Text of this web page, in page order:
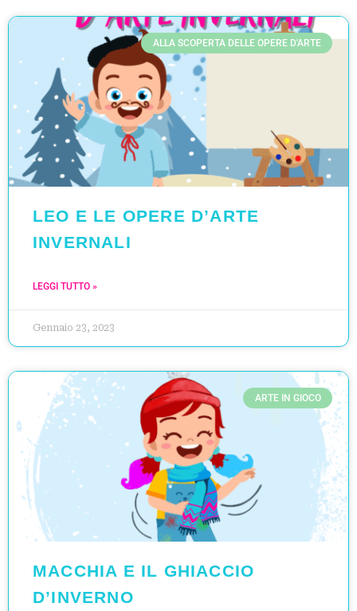
ALLA SCOPERTA DELLE OPERE D'ARTE
LEO E LE OPERE D’ARTE
INVERNALI
LEGGI TUTTO »
Gennaio 23, 2023
ARTE IN GIOCO
MACCHIA E IL GHIACCIO
D’INVERNO